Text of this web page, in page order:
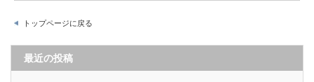
トップページに戻る
最近の投稿